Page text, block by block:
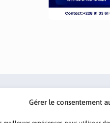
Gérer le consentement